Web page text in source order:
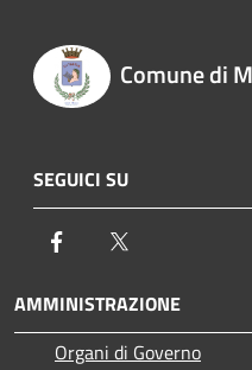
Comune di
SEGUICI SU
Facebook
AMMINISTRAZIONE
Organi di Governo